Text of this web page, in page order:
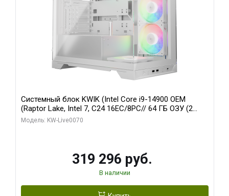
Системный блок KWIK (Intel Core i9-14900 OEM
(Raptor Lake, Intel 7, C24 16EC/8PC// 64 ГБ ОЗУ (2
модуля)/ Gigabyte RTX5080 XTREME WATERFORCE
Модель: KW-Live0070
319 296 руб.
В наличии